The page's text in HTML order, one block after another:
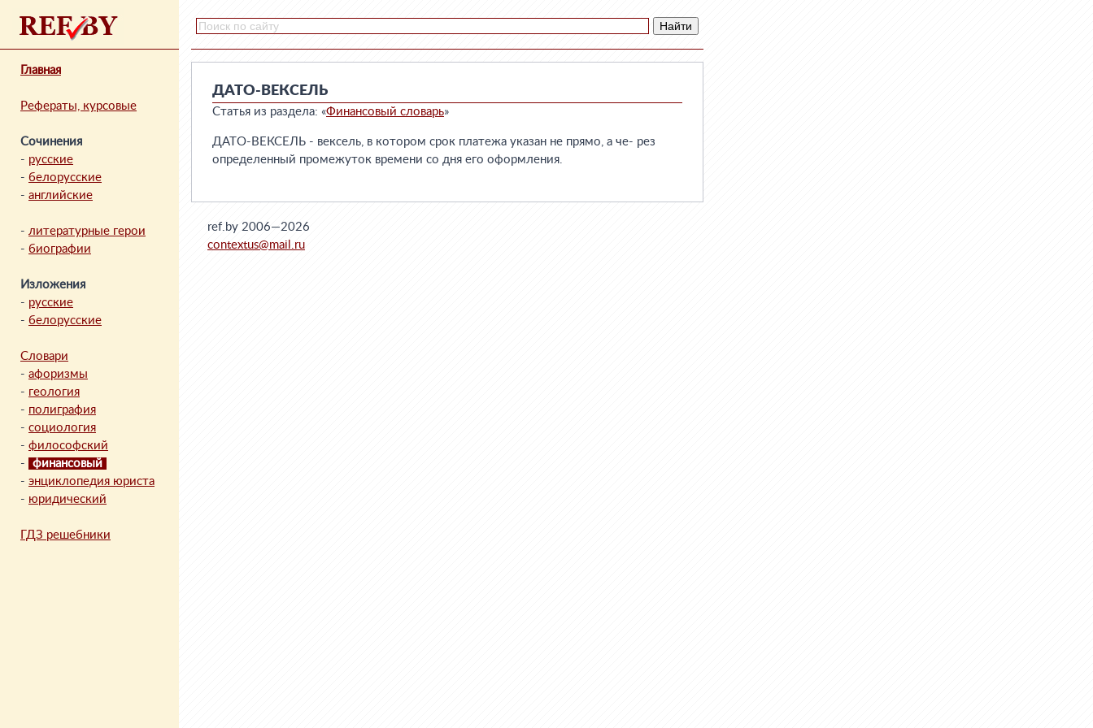
Главная
Рефераты, курсовые
Сочинения
- русские
- белорусские
- английские
- литературные герои
- биографии
Изложения
- русские
- белорусские
Словари
- афоризмы
- геология
- полиграфия
- социология
- философский
-
финансовый
- энциклопедия юриста
- юридический
ГДЗ решебники
ДАТО-ВЕКСЕЛЬ
Статья из раздела: «Финансовый словарь»
ДАТО-ВЕКСЕЛЬ - вексель, в котором срок платежа указан не прямо, а че- рез
определенный промежуток времени со дня его оформления.
ref.by 2006—2026
contextus@mail.ru